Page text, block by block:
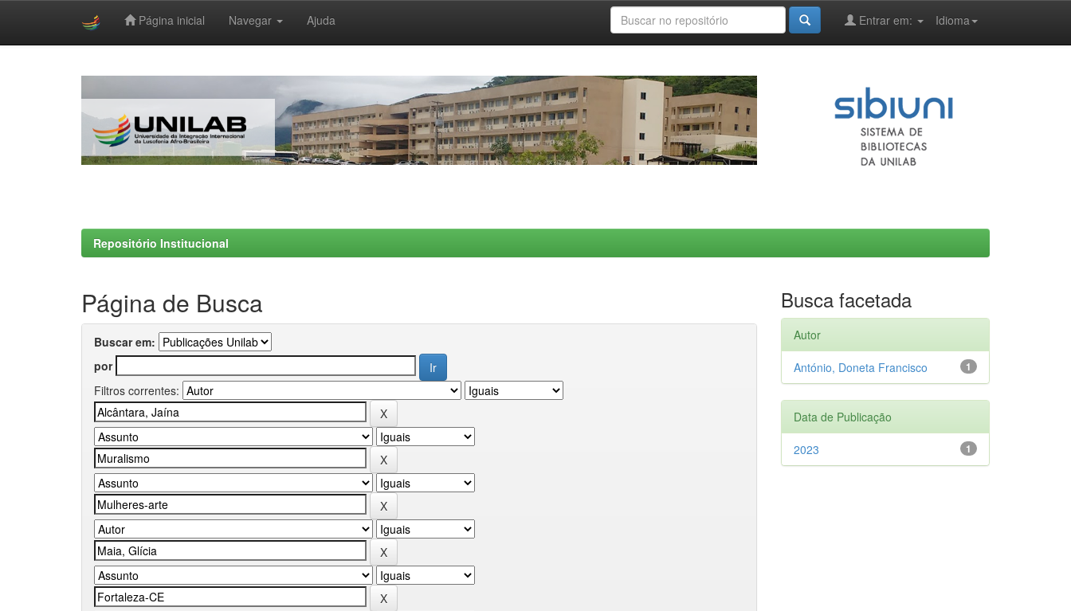
Página inicial Navegar Ajuda Idioma
Entrar em:
Repositório Institucional
Página de Busca
Buscar em:
por
Filtros correntes:
Busca facetada
Autor
1
António, Doneta Francisco
Data de Publicação
1
2023